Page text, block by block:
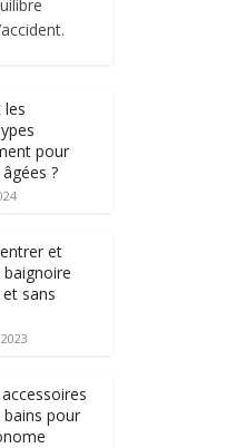
les
pour
?
et
sans
bains pour